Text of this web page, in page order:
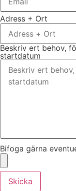
Adress + Ort
Beskriv ert behov,
startdatum
Bifoga gärna
Skicka